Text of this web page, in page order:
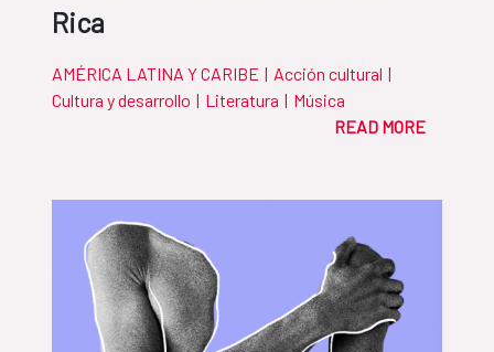
Rica
AMÉRICA LATINA Y CARIBE | Acción cultural |
Cultura y desarrollo | Literatura | Música
READ MORE